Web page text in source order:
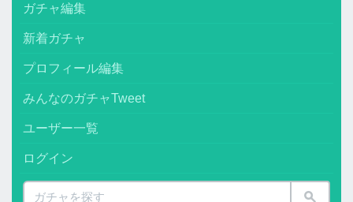
ガチャ編集
新着ガチャ
プロフィール編集
みんなのガチャTweet
ユーザー一覧
ログイン